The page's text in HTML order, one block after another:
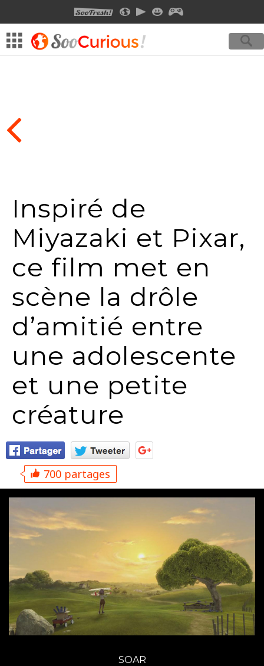
SOOFRESHSOOCURIOUS
SOOMOTION
SOOSMILE
Inspiré de
Miyazaki et Pixar,
ce film met en
scène la drôle
d’amitié entre
une adolescente
et une petite
créature
700 partages
SOAR